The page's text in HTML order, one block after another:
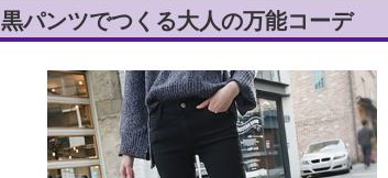
黒パンツでつくる大人の万能コーデ